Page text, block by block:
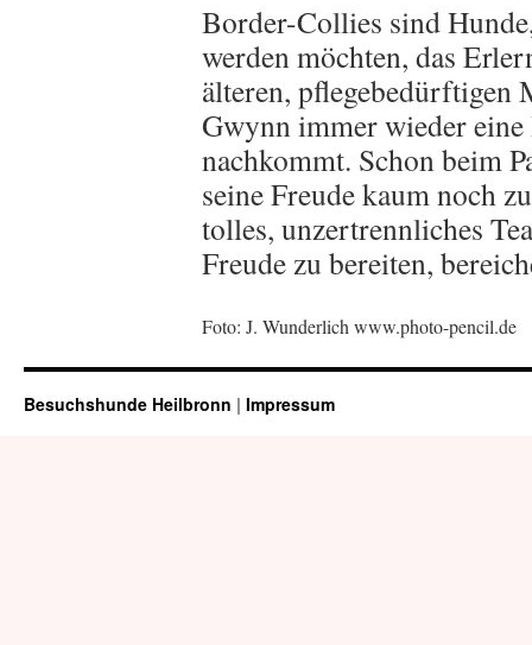
Border-Collies sind
werden möchten, das
älteren,
Gwynn immer wieder
nachkommt. Schon beim
seine Freude kaum noch
tolles, unzertrennliches
Freude zu bereiten,
Foto: J. Wunderlich www.photo-pencil.de
Besuchshunde Heilbronn | Impressum